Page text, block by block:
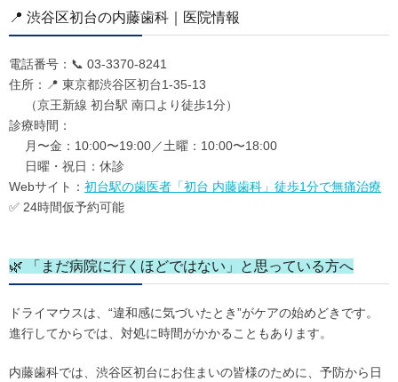
📍 渋谷区初台の内藤歯科｜医院情報
電話番号：📞 03-3370-8241
住所：📍 東京都渋谷区初台1-35-13
（京王新線 初台駅 南口より徒歩1分）
診療時間：
月〜金：10:00〜19:00／土曜：10:00〜18:00
日曜・祝日：休診
Webサイト： 初台駅の歯医者「初台 内藤歯科」徒歩1分で無痛治療
✅ 24時間仮予約可能
🌿 「まだ病院に行くほどではない」と思っている方へ
ドライマウスは、“違和感に気づいたとき”がケアの始めどきです。
進行してからでは、対処に時間がかかることもあります。
内藤歯科では、渋谷区初台にお住まいの皆様のために、予防から日